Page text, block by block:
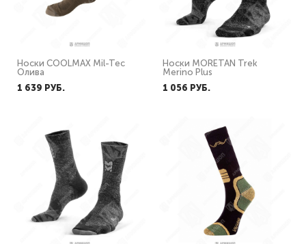
Носки COOLMAX Mil-Tec
Олива
1 639 PУБ.
Носки MORETAN Trek
Merino Plus
1 056 PУБ.